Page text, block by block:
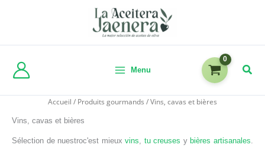
Menu
Accueil / Produits gourmands / Vins, cavas et bières
Vins, cavas et bières
Sélection de nuestroc'est mieuxvins, tu creuses y bières artisanales.